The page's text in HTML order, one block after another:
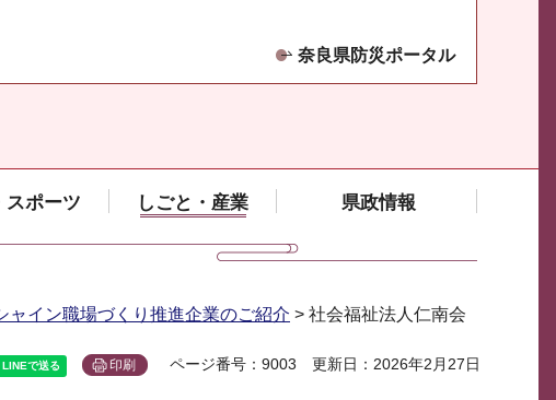
奈良県防災ポータル
スポーツ しごと・産業 県政情報
ャイン職場づくり推進企業のご紹介 > 社会福祉法人仁南会
印刷 ページ番号：9003 更新日：2026年2月27日